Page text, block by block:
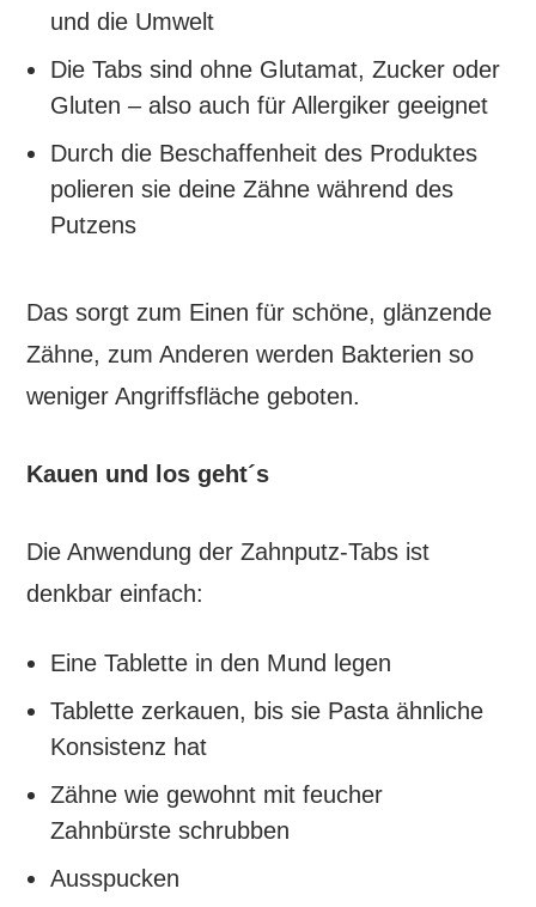
und die Umwelt
Die Tabs sind ohne Glutamat, Zucker oder
Gluten – also auch für Allergiker geeignet
Durch die Beschaffenheit des Produktes
polieren sie deine Zähne während des
Putzens
Das sorgt zum Einen für schöne, glänzende
Zähne, zum Anderen werden Bakterien so
weniger Angriffsfläche geboten.
Kauen und los geht´s
Die Anwendung der Zahnputz-Tabs ist
denkbar einfach:
Eine Tablette in den Mund legen
Tablette zerkauen, bis sie Pasta ähnliche
Konsistenz hat
Zähne wie gewohnt mit feucher
Zahnbürste schrubben
Ausspucken